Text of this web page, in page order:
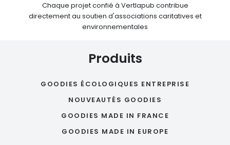
Chaque projet confié à Vertlapub contribue
directement au soutien d'associations caritatives et
environnementales
Produits
GOODIES ÉCOLOGIQUES ENTREPRISE
NOUVEAUTÉS GOODIES
GOODIES MADE IN FRANCE
GOODIES MADE IN EUROPE